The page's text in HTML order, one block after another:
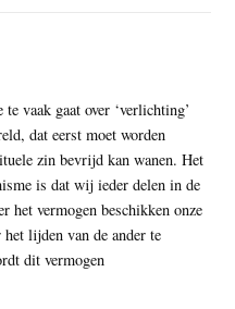
vaak gaat over ‘verlichting’
dat eerst moet worden
zin bevrijd kan wanen. Het
is dat wij ieder delen in de
vermogen beschikken onze
lijden van de ander te
dit vermogen